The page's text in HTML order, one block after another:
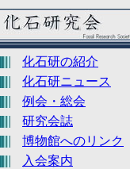
化石研の紹介
化石研ニュース
例会・総会
研究会誌
博物館へのリンク
入会案内